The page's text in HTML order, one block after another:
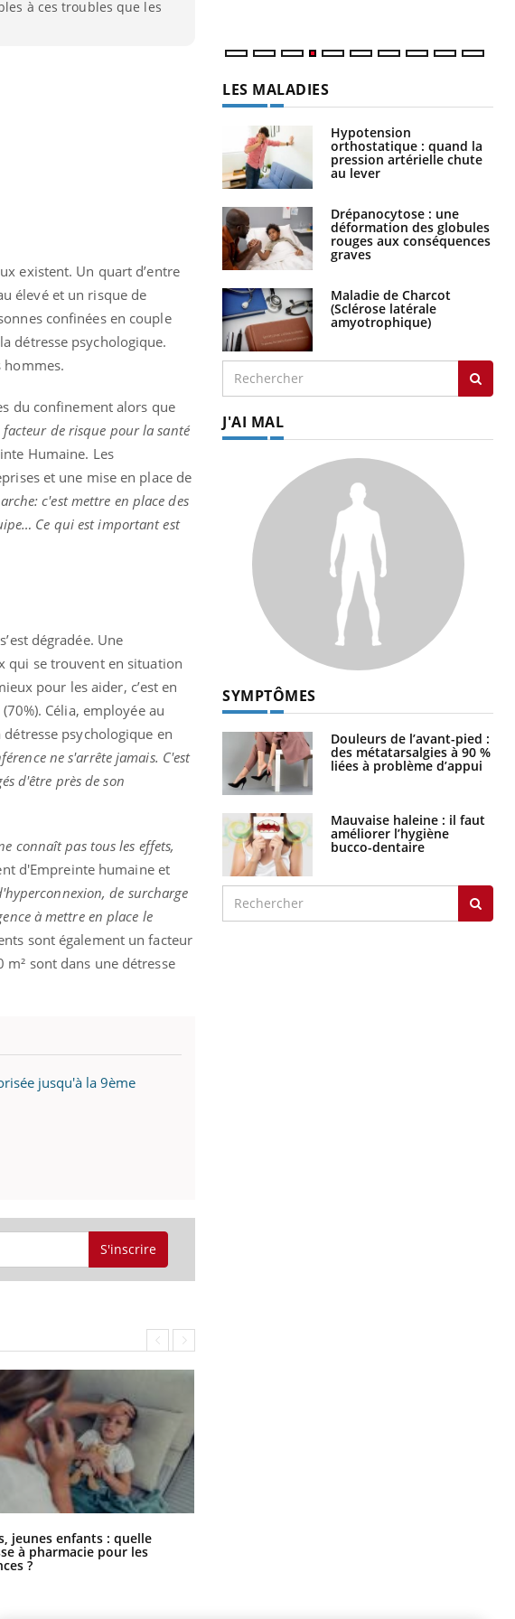
à ces troubles que les
existent. Un quart d’entre
élevé et un risque de
confinées en couple
détresse psychologique.
hommes.
du confinement alors que
de risque pour la santé
Humaine. Les
et une mise en place de
c'est mettre en place des
Ce qui est important est
dégradée. Une
qui se trouvent en situation
pour les aider, c’est en
Célia, employée au
détresse psychologique en
ne s'arrête jamais. C'est
d'être près de son
connaît pas tous les effets,
d'Empreinte humaine et
de surcharge
à mettre en place le
sont également un facteur
sont dans une détresse
jusqu'à la 9ème
S'inscrire
jeunes enfants : quelle
à pharmacie pour les
?
LES MALADIES
Hypotension
orthostatique : quand la
pression artérielle chute
au lever
Drépanocytose : une
déformation des globules
rouges aux conséquences
graves
Maladie de Charcot
(Sclérose latérale
amyotrophique)
J'AI MAL
SYMPTÔMES
Douleurs de l’avant-pied :
des métatarsalgies à 90 %
liées à problème d’appui
Mauvaise haleine : il faut
améliorer l’hygiène
bucco-dentaire